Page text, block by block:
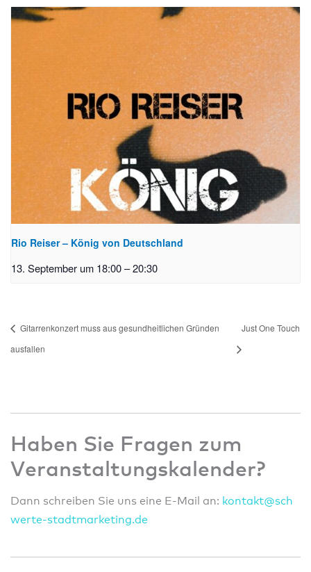
Rio Reiser – König von Deutschland
13. September um 18:00–20:30
Gitarrenkonzert muss aus gesundheitlichen Gründen
ausfallen
Just One Touch
Haben Sie Fragen zum
Veranstaltungskalender?
Dann schreiben Sie uns eine E-Mail an: kontakt@sch
werte-stadtmarketing.de